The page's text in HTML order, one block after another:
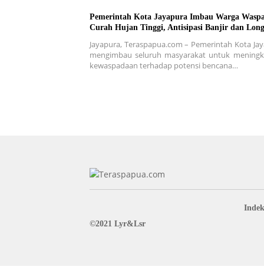
Pemerintah Kota Jayapura Imbau Warga
Curah Hujan Tinggi, Antisipasi Banjir dan
Jayapura, Teraspapua.com – Pemerintah Kota
mengimbau seluruh masyarakat untuk
kewaspadaan terhadap potensi bencana…
©2021 Lyr&Lsr